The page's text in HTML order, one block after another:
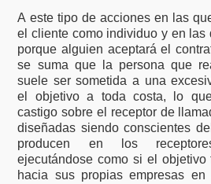
A este tipo de acciones en las
el cliente como individuo y en las
porque alguien aceptará el
se suma que la persona que
suele ser sometida a una
el objetivo a toda costa, lo
castigo sobre el receptor de
diseñadas siendo conscientes
producen en los
ejecutándose como si el
hacia sus propias empresas